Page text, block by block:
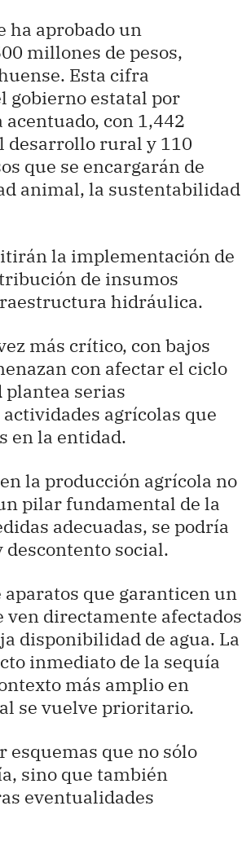
ha aprobado un
millones de pesos,
Esta cifra
gobierno estatal por
con 1,442
desarrollo rural y 110
que se encargarán de
animal, la sustentabilidad
la implementación de
de insumos
hidráulica.
más crítico, con bajos
con afectar el ciclo
plantea serias
agrícolas que
en la entidad.
la producción agrícola no
pilar fundamental de la
adecuadas, se podría
descontento social.
que garanticen un
directamente afectados
disponibilidad de agua. La
inmediato de la sequía
más amplio en
se vuelve prioritario.
esquemas que no sólo
sino que también
eventualidades